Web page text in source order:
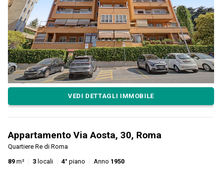
VEDI DETTAGLI IMMOBILE
Appartamento Via Aosta, 30, Roma
Quartiere Re di Roma
89 m² 3 locali 4° piano Anno 1950